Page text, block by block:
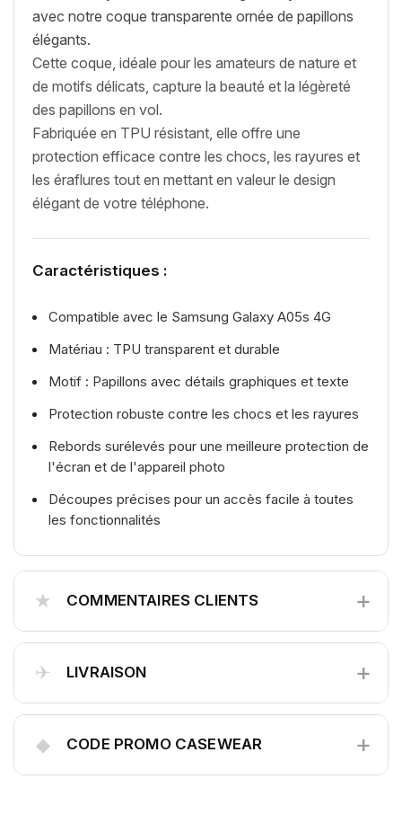
avec notre coque transparente ornée de papillons
élégants.
Cette coque, idéale pour les amateurs de nature et
de motifs délicats, capture la beauté et la légèreté
des papillons en vol.
Fabriquée en TPU résistant, elle offre une
protection efficace contre les chocs, les rayures et
les éraflures tout en mettant en valeur le design
élégant de votre téléphone.
Caractéristiques :
Compatible avec le Samsung Galaxy A05s 4G
Matériau : TPU transparent et durable
Motif : Papillons avec détails graphiques et texte
Protection robuste contre les chocs et les rayures
Rebords surélevés pour une meilleure protection de
l'écran et de l'appareil photo
Découpes précises pour un accès facile à toutes
les fonctionnalités
★ COMMENTAIRES CLIENTS +
✈ LIVRAISON +
◆ CODE PROMO CASEWEAR +